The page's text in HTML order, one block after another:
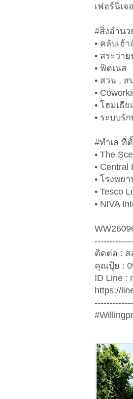
เฟอร์นิเจ
#สิ่งอำน
• คลับเฮ้
• สระว่า
• ฟิตเนส
• สวน , ส
•
• โฮมเธีย
• ระบบรั
#ทำเล ที่
• The
• Central
• โรงพย
• Tesco
• NIVA
ติดต่อ : ส
คุณปุ้ย :
ID Line :
https://